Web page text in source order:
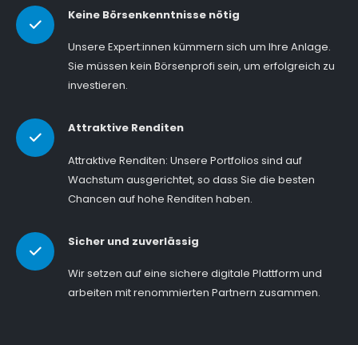
Keine Börsenkenntnisse nötig
Unsere Expert:innen kümmern sich um Ihre Anlage.
Sie müssen kein Börsenprofi sein, um erfolgreich zu
investieren.
Attraktive Renditen
Attraktive Renditen: Unsere Portfolios sind auf
Wachstum ausgerichtet, so dass Sie die besten
Chancen auf hohe Renditen haben.
Sicher und zuverlässig
Wir setzen auf eine sichere digitale Plattform und
arbeiten mit renommierten Partnern zusammen.